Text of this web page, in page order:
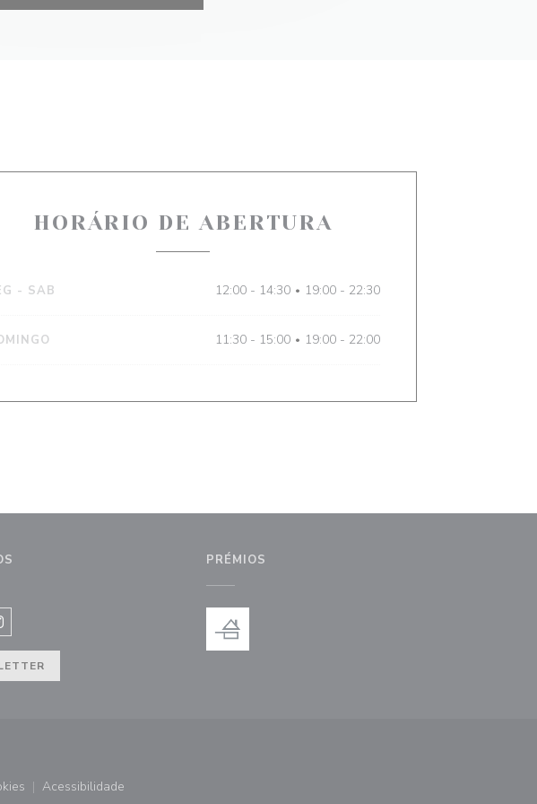
HORÁRIO DE ABERTURA
- SAB 12:00 - 14:30 • 19:00 - 22:30
11:30 - 15:00 • 19:00 - 22:00
((abre numa nova janela))
((abre numa nova janela))
PRÉMIOS
numa nova janela))
Acessibilidade
((abre numa nova janela))